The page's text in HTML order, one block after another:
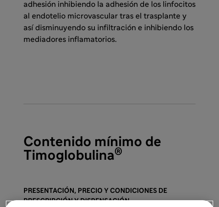
adhesión inhibiendo la adhesión de los linfocitos
al endotelio microvascular tras el trasplante y
así disminuyendo su infiltración e inhibiendo los
mediadores inflamatorios.
Contenido mínimo de
Timoglobulina®
PRESENTACIÓN, PRECIO Y CONDICIONES DE
PRESCRIPCIÓN Y DISPENSACIÓN: